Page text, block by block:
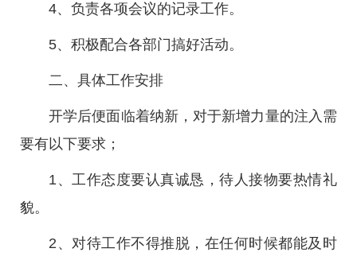
4、负责各项会议的记录工作。
5、积极配合各部门搞好活动。
二、具体工作安排
开学后便面临着纳新，对于新增力量的注入需
要有以下要求；
1、工作态度要认真诚恳，待人接物要热情礼
貌。
2、对待工作不得推脱，在任何时候都能及时